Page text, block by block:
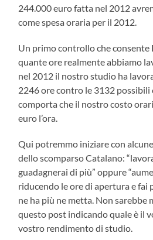
244.000 euro fatta nel 2012
come spesa oraria per il 2012.
Un primo controllo che consente
quante ore realmente abbiamo
nel 2012 il nostro studio ha
2246 ore contro le 3132 possibili
comporta che il nostro costo
euro l’ora.
Qui potremmo iniziare con
dello scomparso Catalano:
guadagnerai di più” oppure
riducendo le ore di apertura e fai
ne ha più ne metta. Non sarebbe
questo post indicando quale è il
vostro rendimento di studio.